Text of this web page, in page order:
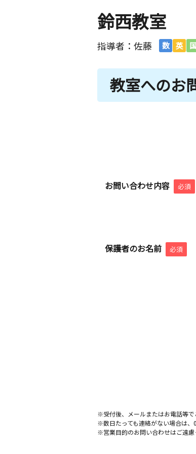
鈴西教室
指導者：佐藤 数 英
教室へのお
お問い合わせ内容 必須
保護者のお名前 必須
※受付後、メールまたはお電話等で
※数日たっても連絡がない場合は、
※営業目的のお問い合わせはご遠慮